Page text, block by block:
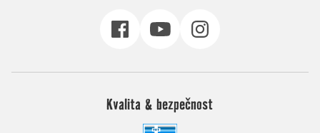
Kvalita & bezpečnost